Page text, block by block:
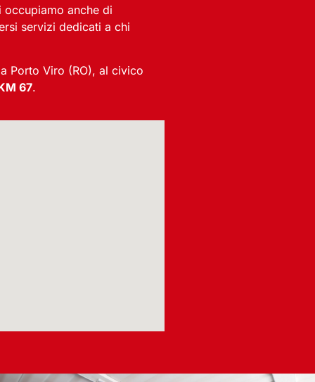
occupiamo anche di
servizi dedicati a chi
Porto Viro (RO), al civico
67.